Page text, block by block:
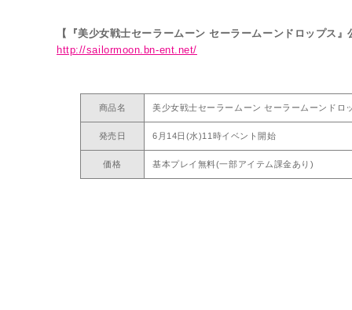
【『美少女戦士セーラームーン セーラームーンドロップス』
http://sailormoon.bn-ent.net/
商品名 美少女戦士セーラームーン セーラームーンドロ
発売日 6月14日(水)11時イベント開始
価格 基本プレイ無料(一部アイテム課金あり)